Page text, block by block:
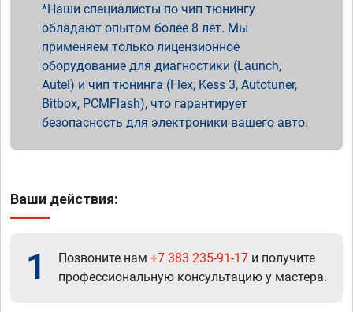
Наши специалисты по чип тюнингу
обладают опытом более 8 лет. Мы
применяем только лицензионное
оборудование для диагностики (Launch,
Autel) и чип тюнинга (Flex, Kess 3, Autotuner,
Bitbox, PCMFlash), что гарантирует
безопасность для электроники вашего авто.
Ваши действия:
1 Позвоните нам +7 383 235-91-17 и получите
профессиональную консультацию у мастера.